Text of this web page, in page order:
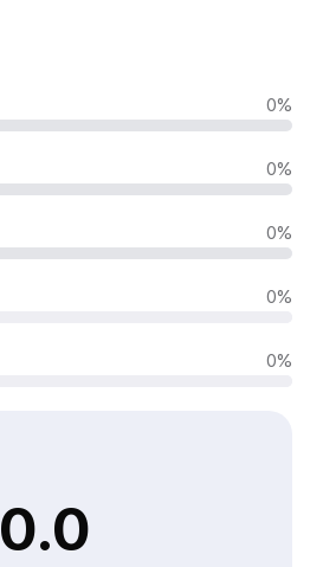
0%
0%
0%
0%
0%
0.0